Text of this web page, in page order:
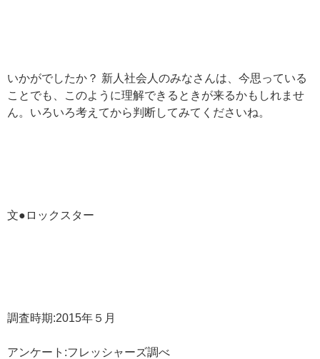
いかがでしたか？ 新人社会人のみなさんは、今思っている
ことでも、このように理解できるときが来るかもしれませ
ん。いろいろ考えてから判断してみてくださいね。
文●ロックスター
調査時期:2015年５月
アンケート:フレッシャーズ調べ